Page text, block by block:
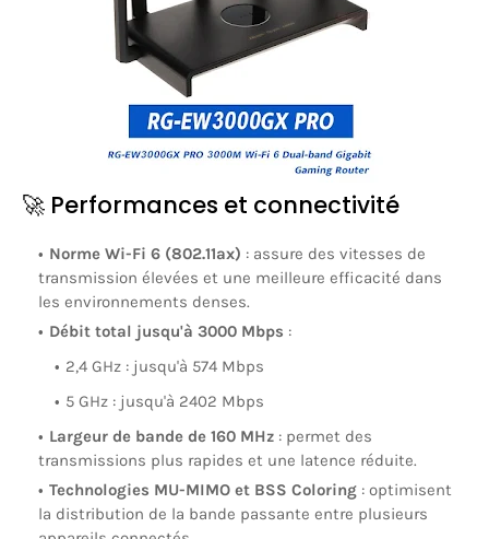
🚀 Performances et connectivité
Norme Wi-Fi 6 (802.11ax) : assure des vitesses de
transmission élevées et une meilleure efficacité dans
les environnements denses.
Débit total jusqu'à 3000 Mbps :
2,4 GHz : jusqu'à 574 Mbps
5 GHz : jusqu'à 2402 Mbps
Largeur de bande de 160 MHz : permet des
transmissions plus rapides et une latence réduite.
Technologies MU-MIMO et BSS Coloring : optimisent
la distribution de la bande passante entre plusieurs